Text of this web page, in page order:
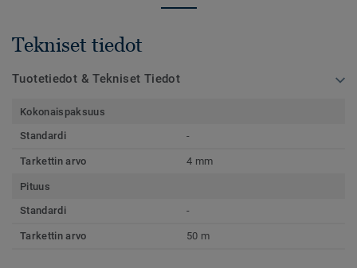
Tekniset tiedot
Tuotetiedot & Tekniset Tiedot
Kokonaispaksuus
Standardi
-
Tarkettin arvo 4 mm
Pituus
Standardi
-
Tarkettin arvo 50 m